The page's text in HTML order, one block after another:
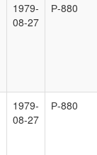
1979-
08-27
Р-880
1979-
08-27
Р-880